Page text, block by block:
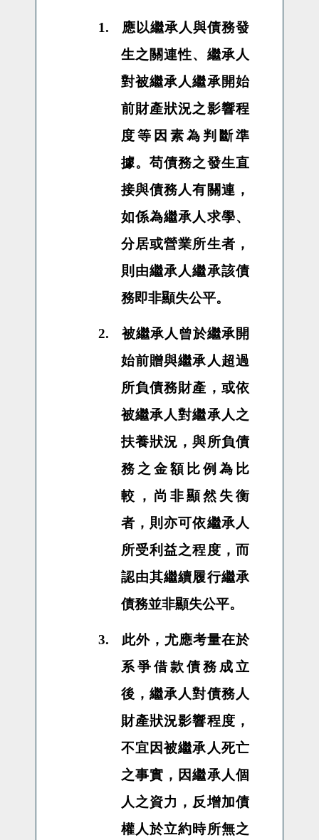
1.
應以繼承人與債務發
生之關連性、繼承人
對被繼承人繼承開始
前財產狀況之影響程
度等因素為判斷準
據。苟債務之發生直
接與債務人有關連，
如係為繼承人求學、
分居或營業所生者，
則由繼承人繼承該債
務即非顯失公平。
2.
被繼承人曾於繼承開
始前贈與繼承人超過
所負債務財產，或依
被繼承人對繼承人之
扶養狀況，與所負債
務之金額比例為比
較，尚非顯然失衡
者，則亦可依繼承人
所受利益之程度，而
認由其繼續履行繼承
債務並非顯失公平。
3.
此外，尤應考量在於
系爭借款債務成立
後，繼承人對債務人
財產狀況影響程度，
不宜因被繼承人死亡
之事實，因繼承人個
人之資力，反增加債
權人於立約時所無之